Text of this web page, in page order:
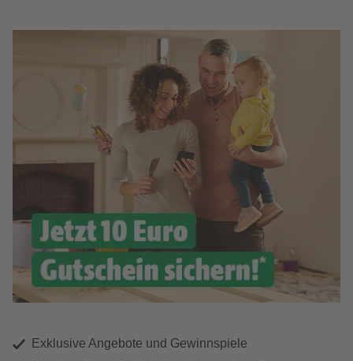
Exklusive Angebote und Gewinnspiele